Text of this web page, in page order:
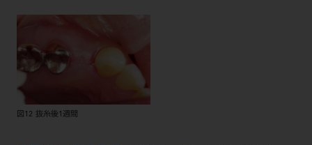
図12 抜糸後1週間